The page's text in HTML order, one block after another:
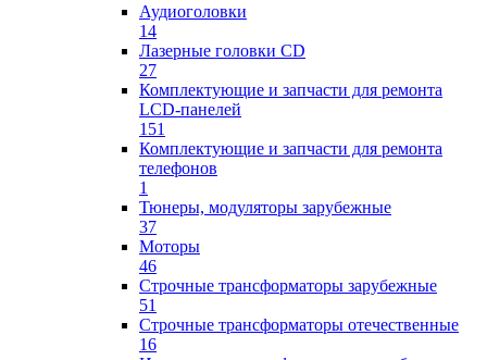
Аудиоголовки
14
Лазерные головки CD
27
Комплектующие и запчасти для ремонта
LCD-панелей
151
Комплектующие и запчасти для ремонта
телефонов
1
Тюнеры, модуляторы зарубежные
37
Моторы
46
Строчные трансформаторы зарубежные
51
Строчные трансформаторы отечественные
16